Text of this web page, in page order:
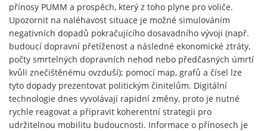
přínosy PUMM a prospěch, který z toho plyne pro voliče.
Upozornit na naléhavost situace je možné simulováním
negativních dopadů pokračujícího dosavadního vývoji (např.
budoucí dopravní přetíženost a následné ekonomické ztráty,
počty smrtelných dopravních nehod nebo předčasných úmrtí
kvůli znečištěnému ovzduší); pomocí map, grafů a čísel lze
tyto dopady prezentovat politickým činitelům. Digitální
technologie dnes vyvolávají rapidní změny, proto je nutné
rychle reagovat a připravit koherentní strategii pro
udržitelnou mobilitu budoucnosti. Informace o přínosech je